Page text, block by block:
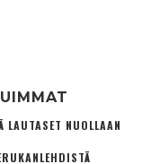
LAUTASET NUOLLAAN